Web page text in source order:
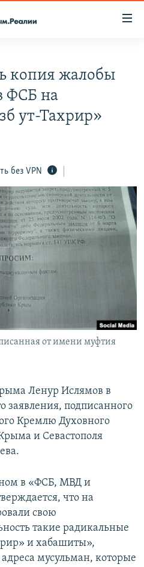
ИСТОРИЙ СОПРОТИВЛЕНИЯ
копия жалобы
ФСБ на
ут-Тахрир»
без VPN
от имени муфтия
Ленур Ислямов в
заявления, подписанного
Кремлю Духовного
и Севастополя
в «ФСБ, МВД и
что на
свою
такие радикальные
и хабашиты»,
мусульман, которые